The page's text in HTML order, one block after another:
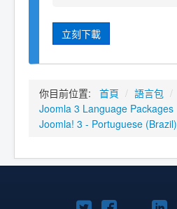
立刻下載
你目前位置: 首頁 / 語言包 /
Joomla 3 Language Packages
Joomla! 3 - Portuguese (Brazil)